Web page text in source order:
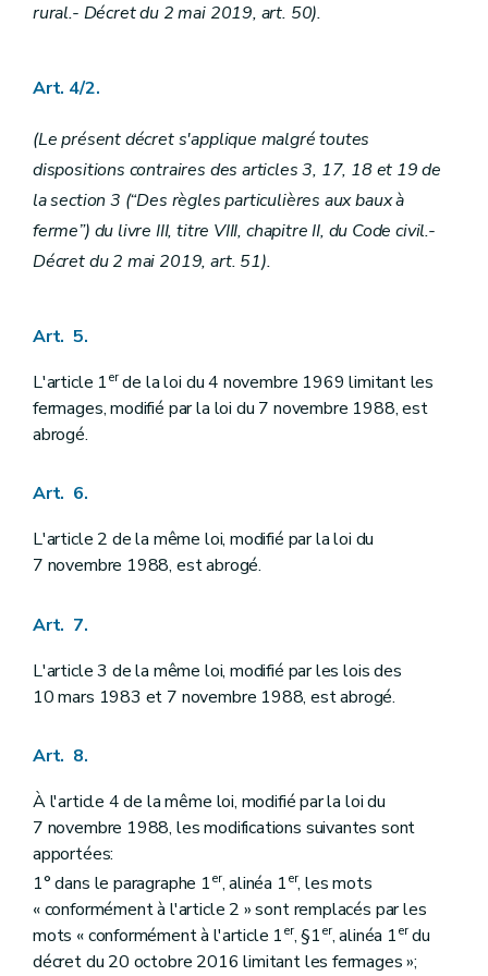
rural.- Décret du 2 mai 2019, art. 50).
Art. 4/2.
(Le présent décret s'applique malgré toutes
dispositions contraires des articles 3, 17, 18 et 19 de
la section 3 (“Des règles particulières aux baux à
ferme”) du livre III, titre VIII, chapitre II, du Code civil.-
Décret du 2 mai 2019, art. 51).
Art. 5.
L'article 1erde la loi du 4 novembre 1969 limitant les
fermages, modifié par la loi du 7 novembre 1988, est
abrogé.
Art. 6.
L'article 2 de la même loi, modifié par la loi du
7 novembre 1988, est abrogé.
Art. 7.
L'article 3 de la même loi, modifié par les lois des
10 mars 1983 et 7 novembre 1988, est abrogé.
Art. 8.
À l'article 4 de la même loi, modifié par la loi du
7 novembre 1988, les modifications suivantes sont
apportées:
1° dans le paragraphe 1er, alinéa 1er, les mots
« conformément à l'article 2 » sont remplacés par les
mots « conformément à l'article 1er, §1er, alinéa 1erdu
décret du 20 octobre 2016 limitant les fermages »;